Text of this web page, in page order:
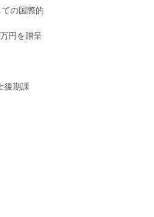
の国際的
円を贈呈
後期課